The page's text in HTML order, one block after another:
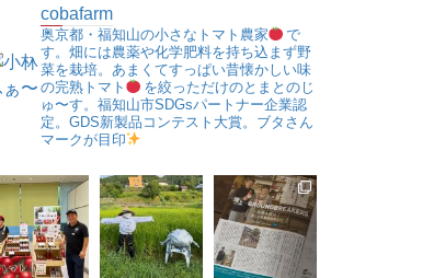
cobafarm
奥京都・福知山の小さなトマト農家
で
す。畑には農薬や化学肥料を持ち込まず野
菜を栽培。あまくてすっぱい昔懐かしい味
の完熟トマト
を絞っただけのとまとのじ
ゅ〜す。福知山市SDGsパートナー企業認
定。GDS新製品コンテスト大賞。ブタさん
マークが目印